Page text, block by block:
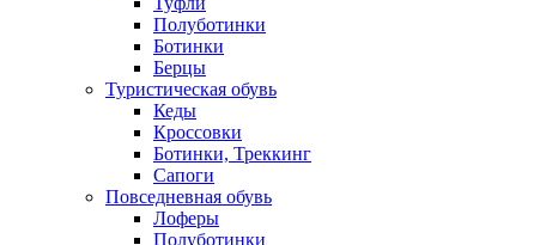
Полуботинки
Ботинки
Берцы
Туристическая обувь
Кеды
Кроссовки
Ботинки, Треккинг
Сапоги
Повседневная обувь
Лоферы
Полуботинки